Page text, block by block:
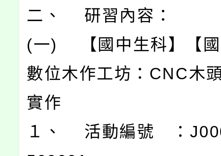
二、 研習內容：
(一) 【國中生科】【國
數位木作工坊：CNC木
實作
１、 活動編號 ：